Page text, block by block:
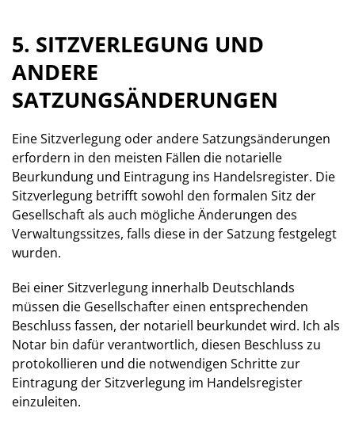
5. SITZVERLEGUNG UND
ANDERE
SATZUNGSÄNDERUNGEN
Eine Sitzverlegung oder andere Satzungsänderungen
erfordern in den meisten Fällen die notarielle
Beurkundung und Eintragung ins Handelsregister. Die
Sitzverlegung betrifft sowohl den formalen Sitz der
Gesellschaft als auch mögliche Änderungen des
Verwaltungssitzes, falls diese in der Satzung festgelegt
wurden.
Bei einer Sitzverlegung innerhalb Deutschlands
müssen die Gesellschafter einen entsprechenden
Beschluss fassen, der notariell beurkundet wird. Ich als
Notar bin dafür verantwortlich, diesen Beschluss zu
protokollieren und die notwendigen Schritte zur
Eintragung der Sitzverlegung im Handelsregister
einzuleiten.